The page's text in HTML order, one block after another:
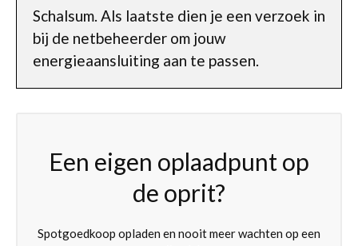
Schalsum. Als laatste dien je een verzoek in
bij de netbeheerder om jouw
energieaansluiting aan te passen.
Een eigen oplaadpunt op
de oprit?
Spotgoedkoop opladen en nooit meer wachten op een